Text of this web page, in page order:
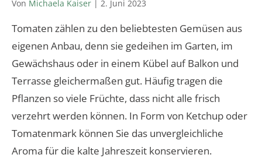
Von Michaela Kaiser | 2. Juni 2023
Tomaten zählen zu den beliebtesten Gemüsen aus
eigenen Anbau, denn sie gedeihen im Garten, im
Gewächshaus oder in einem Kübel auf Balkon und
Terrasse gleichermaßen gut. Häufig tragen die
Pflanzen so viele Früchte, dass nicht alle frisch
verzehrt werden können. In Form von Ketchup oder
Tomatenmark können Sie das unvergleichliche
Aroma für die kalte Jahreszeit konservieren.